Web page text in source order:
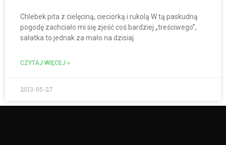
Chlebek pita z cielęciną, cieciorką i rukolą W tą paskudną
pogodę zachciało mi się zjeść coś bardziej „treściwego”,
sałatka to jednak za mało na dzisiaj.
CZYTAJ WIĘCEJ »
2013-05-27